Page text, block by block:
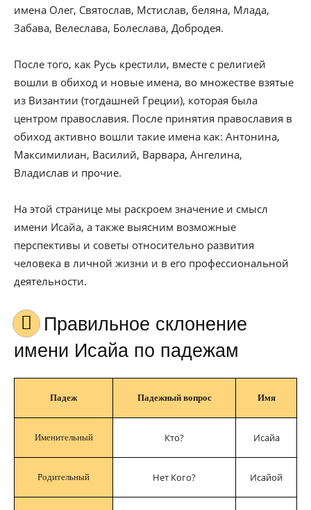
имена Олег, Святослав, Мстислав, беляна, Млада,
Забава, Велеслава, Болеслава, Добродея.
После того, как Русь крестили, вместе с религией
вошли в обиход и новые имена, во множестве взятые
из Византии (тогдашней Греции), которая была
центром православия. После принятия православия в
обиход активно вошли такие имена как: Антонина,
Максимилиан, Василий, Варвара, Ангелина,
Владислав и прочие.
На этой странице мы раскроем значение и смысл
имени Исайа, а также выясним возможные
перспективы и советы относительно развития
человека в личной жизни и в его профессиональной
деятельности.
Правильное склонение
имени Исайа по падежам
Падеж Падежный вопрос Имя
Именительный Кто? Исайа
Родительный Нет Кого? Исайой